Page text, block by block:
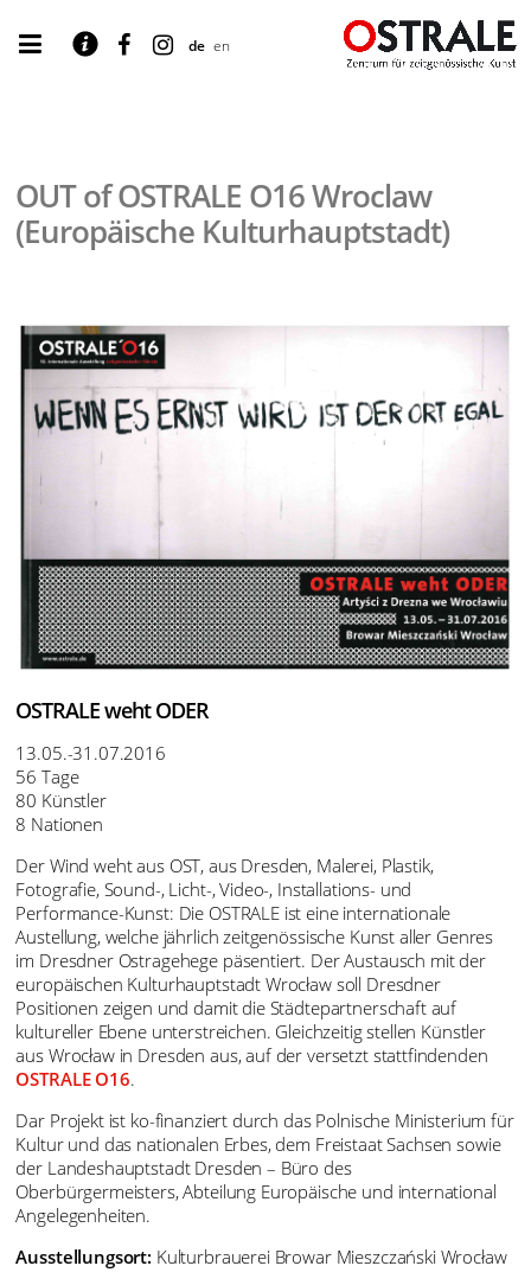
de en
OUT of OSTRALE O16 Wroclaw
(Europäische Kulturhauptstadt)
OSTRALE weht ODER
13.05.-31.07.2016
56 Tage
80 Künstler
8 Nationen
Der Wind weht aus OST, aus Dresden, Malerei, Plastik,
Fotografie, Sound-, Licht-, Video-, Installations- und
Performance-Kunst: Die OSTRALE ist eine internationale
Austellung, welche jährlich zeitgenössische Kunst aller Genres
im Dresdner Ostragehege päsentiert. Der Austausch mit der
europäischen Kulturhauptstadt Wrocław soll Dresdner
Positionen zeigen und damit die Städtepartnerschaft auf
kultureller Ebene unterstreichen. Gleichzeitig stellen Künstler
aus Wrocław in Dresden aus, auf der versetzt stattfindenden
OSTRALE O16.
Dar Projekt ist ko-finanziert durch das Polnische Ministerium für
Kultur und das nationalen Erbes, dem Freistaat Sachsen sowie
der Landeshauptstadt Dresden – Büro des
Oberbürgermeisters, Abteilung Europäische und international
Angelegenheiten.
Ausstellungsort: Kulturbrauerei Browar Mieszczański Wrocław